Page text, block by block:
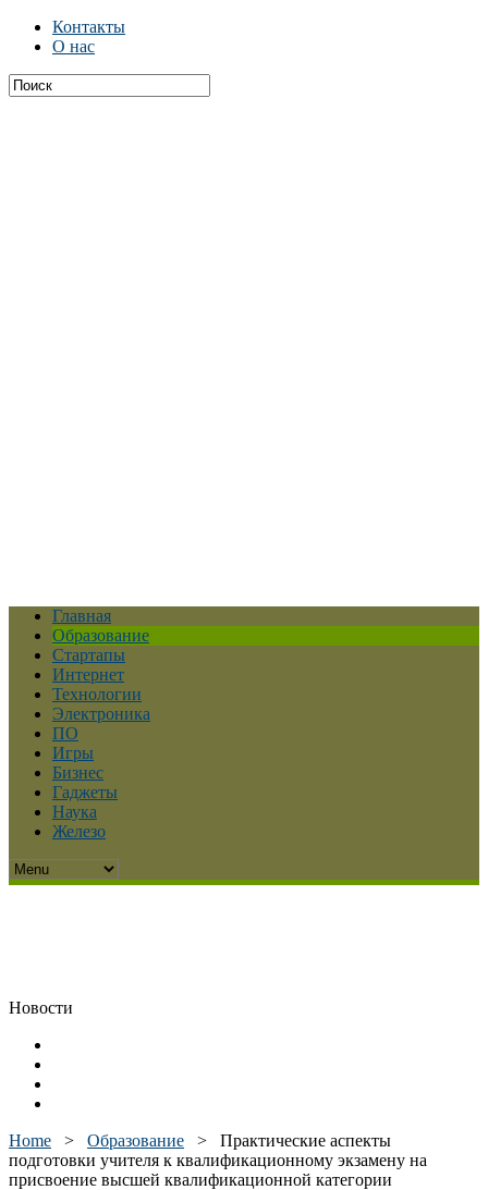
Контакты
О нас
Главная
Образование
Стартапы
Интернет
Технологии
Электроника
ПО
Игры
Бизнес
Гаджеты
Наука
Железо
Новости
Home > Образование > Практические аспекты
подготовки учителя к квалификационному экзамену на
присвоение высшей квалификационной категории